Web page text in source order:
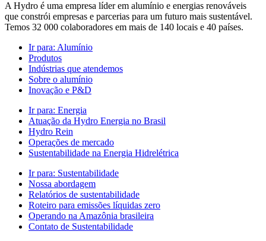
A Hydro é uma empresa líder em alumínio e energias renováveis
que constrói empresas e parcerias para um futuro mais sustentável.
Temos 32 000 colaboradores em mais de 140 locais e 40 países.
Ir para: Alumínio
Produtos
Indústrias que atendemos
Sobre o alumínio
Inovação e P&D
Ir para: Energia
Atuação da Hydro Energia no Brasil
Hydro Rein
Operações de mercado
Sustentabilidade na Energia Hidrelétrica
Ir para: Sustentabilidade
Nossa abordagem
Relatórios de sustentabilidade
Roteiro para emissões líquidas zero
Operando na Amazônia brasileira
Contato de Sustentabilidade